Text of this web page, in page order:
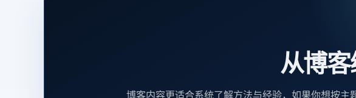
从博
博客内容更适合系统了解方法与经验，如果你想按主